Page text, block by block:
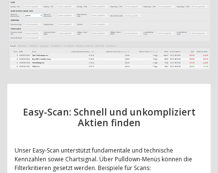
Easy-Scan: Schnell und unkompliziert
Aktien finden
Unser Easy-Scan unterstützt fundamentale und technische
Kennzahlen sowie Chartsignal. Über Pulldown-Menüs können die
Filterkritieren gesetzt werden. Beispiele für Scans: